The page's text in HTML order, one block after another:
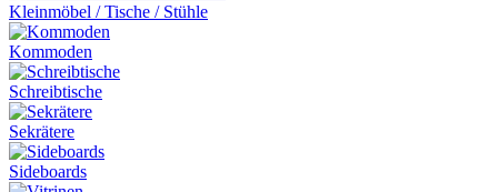
Kleinmöbel / Tische / Stühle
Kommoden
Schreibtische
Sekrätere
Sideboards